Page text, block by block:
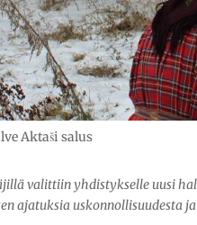
Aktaši salus
valittiin yhdistykselle uusi
ajatuksia uskonnollisuudesta